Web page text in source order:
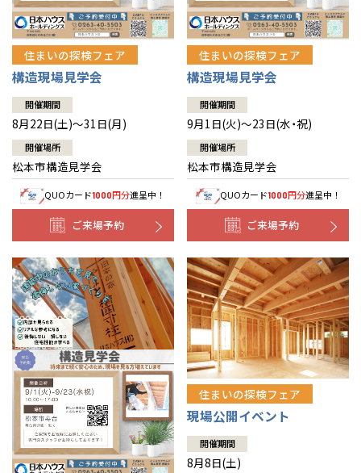
住まいの探検フェア
構造現場見学会
開催期間
8月22日(土)～31日(月)
開催場所
松本市構造見学会
QUOカード1000円分進呈中！
ご来場予約
住まいの探検フェア
構造現場見学会
開催期間
9月1日(火)～23日(水・祝)
開催場所
松本市構造見学会
QUOカード1000円分進呈中！
ご来場予約
住まいの探検フェア
現場公開イベント
開催期間
8月8日(土)